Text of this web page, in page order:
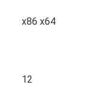
x86 x64
12